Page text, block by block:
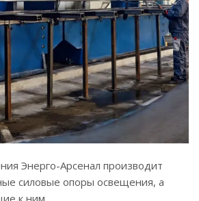
Энерго-Арсенал производит
силовые опоры освещения, а
к ним.